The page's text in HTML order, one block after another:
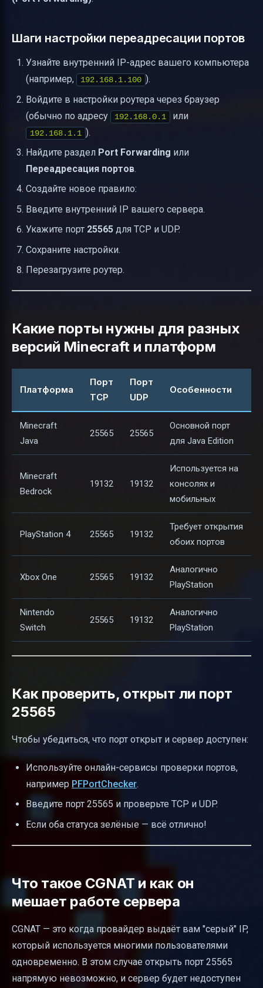
Шаги настройки переадресации портов
Узнайте внутренний IP-адрес вашего компьютера
(например,
192.168.1.100 ).
Войдите в настройки роутера через браузер
(обычно по адресу
192.168.0.1 или
192.168.1.1 ).
Найдите раздел Port Forwarding или
Переадресация портов.
Создайте новое правило:
Введите внутренний IP вашего сервера.
Укажите порт 25565 для TCP и UDP.
Сохраните настройки.
Перезагрузите роутер.
Какие порты нужны для разных
версий Minecraft и платформ
Платформа
Порт
TCP
Порт
UDP
Особенности
Minecraft
Java
25565 25565
Основной порт
для Java Edition
Minecraft
Bedrock
19132 19132
Используется на
консолях и
мобильных
PlayStation 4 25565 19132
Требует открытия
обоих портов
Xbox One 25565 19132
Аналогично
PlayStation
Nintendo
Switch
25565 19132
Аналогично
PlayStation
Как проверить, открыт ли порт
25565
Чтобы убедиться, что порт открыт и сервер доступен:
Используйте онлайн-сервисы проверки портов,
например PFPortChecker.
Введите порт 25565 и проверьте TCP и UDP.
Если оба статуса зелёные — всё отлично!
Что такое CGNAT и как он
мешает работе сервера
CGNAT — это когда провайдер выдаёт вам "серый" IP,
который используется многими пользователями
одновременно. В этом случае открыть порт 25565
напрямую невозможно, и сервер будет недоступен